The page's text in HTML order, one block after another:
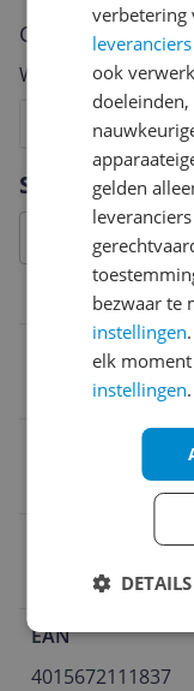
Specificaties
Omron
Batterijen
EAN
4015672111837
Cijfer
Welk cijfer geef jij
3
2
verbetering
ook
gelden
bezwaar te
instellingen
elk
instellingen.